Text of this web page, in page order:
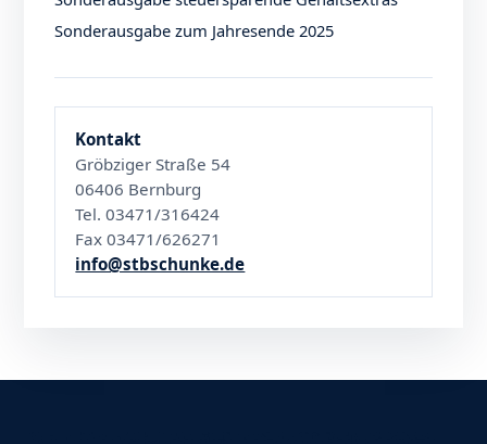
Sonderausgabe zum Jahresende 2025
Kontakt
Gröbziger Straße 54
06406 Bernburg
Tel. 03471/316424
Fax 03471/626271
info@stbschunke.de